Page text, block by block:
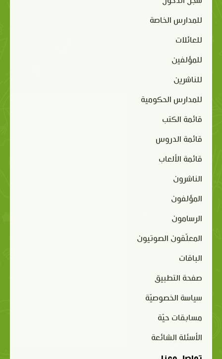
للمدارس الخاصة
للعائلات
للمؤلفين
للناشرين
للمدارس الحكومية
قائمة الكتب
قائمة الدروس
قائمة الألعاب
الناشرون
المؤلفون
الرسامون
المعلّقون الصوتيون
الباقات
صفحة التطبيق
سياسة الخصوصيّة
مسابقات حيّة
الأسئلة الشائعة